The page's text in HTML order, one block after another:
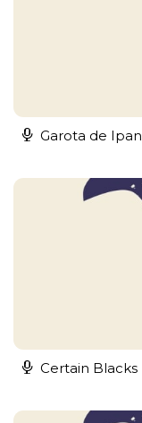
Garota de
Certain Blacks